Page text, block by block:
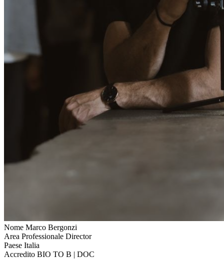
Nome Marco Bergonzi
Area Professionale Director
Paese Italia
Accredito BIO TO B | DOC